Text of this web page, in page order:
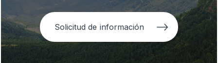
Solicitud de información